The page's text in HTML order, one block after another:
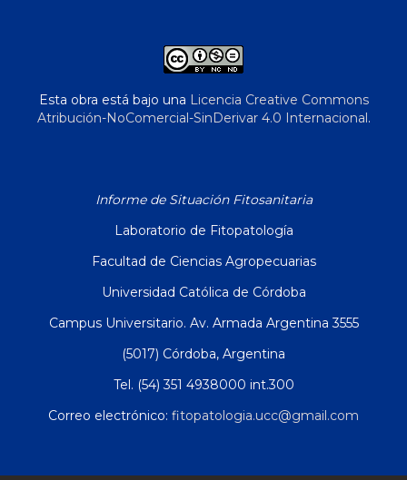
Esta obra está bajo una Licencia Creative Commons
Atribución-NoComercial-SinDerivar 4.0 Internacional .
Informe de Situación Fitosanitaria
Laboratorio de Fitopatología
Facultad de Ciencias Agropecuarias
Universidad Católica de Córdoba
Campus Universitario. Av. Armada Argentina 3555
(5017) Córdoba, Argentina
Tel. (54) 351 4938000 int.300
Correo electrónico: fitopatologia.ucc@gmail.com